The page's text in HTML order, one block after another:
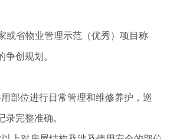
或省物业管理示范（优秀）项目称
争创规划。
部位进行日常管理和维修养护，巡
录完整准确。